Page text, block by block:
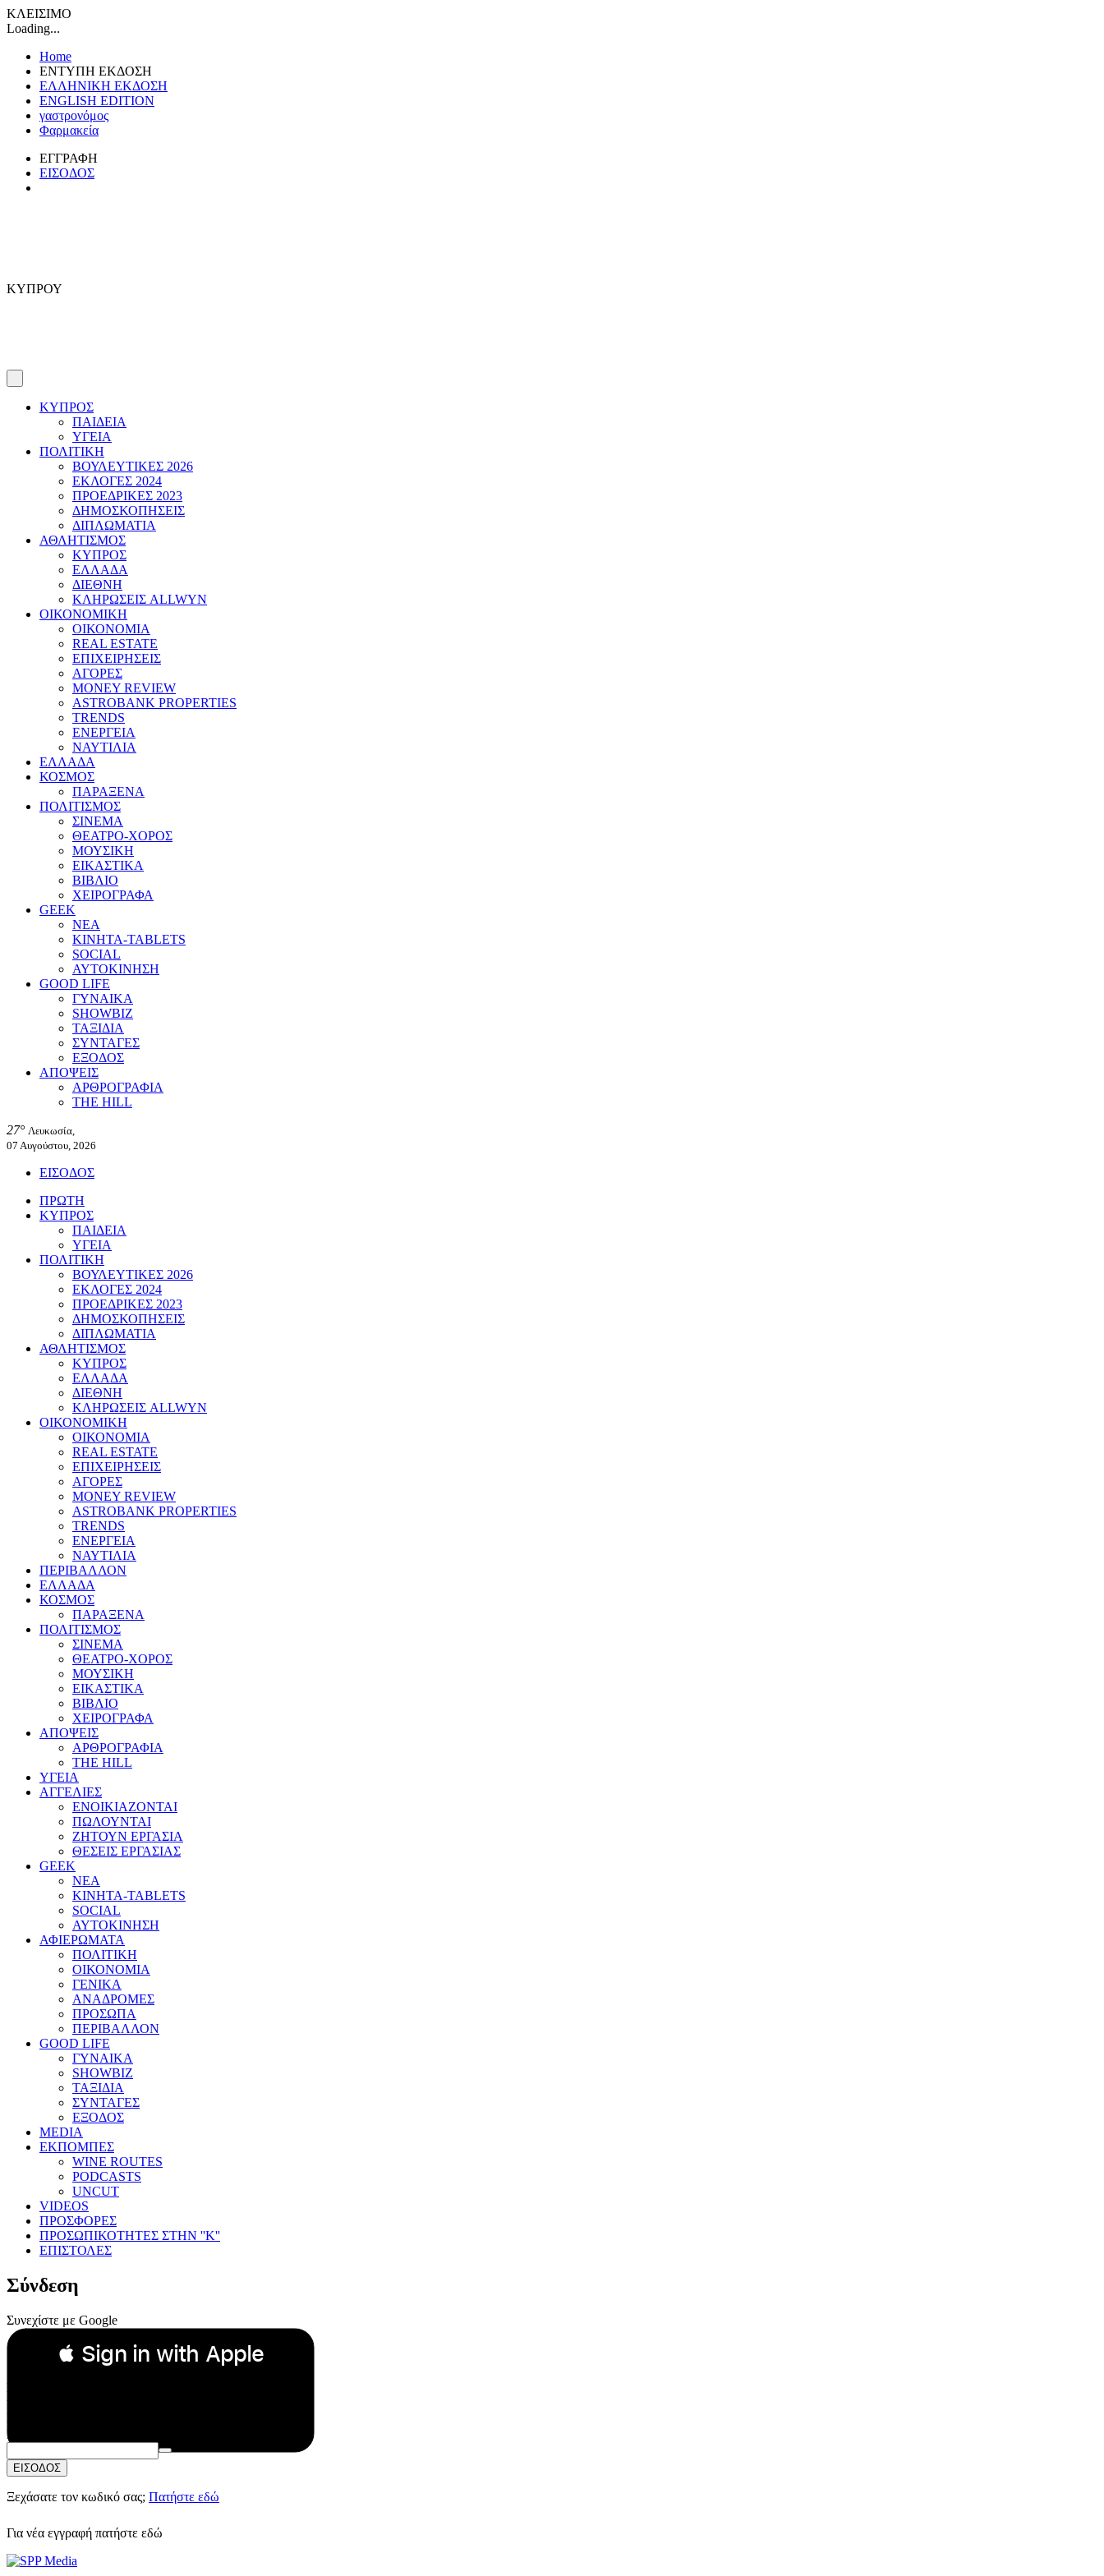
ΚΛΕΙΣΙΜΟ
Loading...
Home
ΕΝΤΥΠΗ ΕΚΔΟΣΗ
ΕΛΛΗΝΙΚΗ ΕΚΔΟΣΗ
ENGLISH EDITION
γαστρονόμος
Φαρμακεία
ΕΓΓΡΑΦΗ
ΕΙΣΟΔΟΣ
ΚΥΠΡΟΥ
ΚΥΠΡΟΣ
ΠΑΙΔΕΙΑ
ΥΓΕΙΑ
ΠΟΛΙΤΙΚΗ
ΒΟΥΛΕΥΤΙΚΕΣ 2026
ΕΚΛΟΓΕΣ 2024
ΠΡΟΕΔΡΙΚΕΣ 2023
ΔΗΜΟΣΚΟΠΗΣΕΙΣ
ΔΙΠΛΩΜΑΤΙΑ
ΑΘΛΗΤΙΣΜΟΣ
ΚΥΠΡΟΣ
ΕΛΛΑΔΑ
ΔΙΕΘΝΗ
ΚΛΗΡΩΣΕΙΣ ALLWYN
ΟΙΚΟΝΟΜΙΚΗ
ΟΙΚΟΝΟΜΙΑ
REAL ESTATE
ΕΠΙΧΕΙΡΗΣΕΙΣ
ΑΓΟΡΕΣ
MONEY REVIEW
ASTROBANK PROPERTIES
TRENDS
ΕΝΕΡΓΕΙΑ
ΝΑΥΤΙΛΙΑ
ΕΛΛΑΔΑ
ΚΟΣΜΟΣ
ΠΑΡΑΞΕΝΑ
ΠΟΛΙΤΙΣΜΟΣ
ΣΙΝΕΜΑ
ΘΕΑΤΡΟ-ΧΟΡΟΣ
ΜΟΥΣΙΚΗ
ΕΙΚΑΣΤΙΚΑ
ΒΙΒΛΙΟ
ΧΕΙΡΟΓΡΑΦΑ
GEEK
ΝΕΑ
ΚΙΝΗΤΑ-TABLETS
SOCIAL
ΑΥΤΟΚΙΝΗΣΗ
GOOD LIFE
ΓΥΝΑΙΚΑ
SHOWBIZ
ΤΑΞΙΔΙΑ
ΣΥΝΤΑΓΕΣ
ΕΞΟΔΟΣ
ΑΠΟΨΕΙΣ
ΑΡΘΡΟΓΡΑΦΙΑ
THE HILL
27° Λευκωσία,
07 Αυγούστου, 2026
ΕΙΣΟΔΟΣ
ΠΡΩΤΗ
ΚΥΠΡΟΣ
ΠΑΙΔΕΙΑ
ΥΓΕΙΑ
ΠΟΛΙΤΙΚΗ
ΒΟΥΛΕΥΤΙΚΕΣ 2026
ΕΚΛΟΓΕΣ 2024
ΠΡΟΕΔΡΙΚΕΣ 2023
ΔΗΜΟΣΚΟΠΗΣΕΙΣ
ΔΙΠΛΩΜΑΤΙΑ
ΑΘΛΗΤΙΣΜΟΣ
ΚΥΠΡΟΣ
ΕΛΛΑΔΑ
ΔΙΕΘΝΗ
ΚΛΗΡΩΣΕΙΣ ALLWYN
ΟΙΚΟΝΟΜΙΚΗ
ΟΙΚΟΝΟΜΙΑ
REAL ESTATE
ΕΠΙΧΕΙΡΗΣΕΙΣ
ΑΓΟΡΕΣ
MONEY REVIEW
ASTROBANK PROPERTIES
TRENDS
ΕΝΕΡΓΕΙΑ
ΝΑΥΤΙΛΙΑ
ΠΕΡΙΒΑΛΛΟΝ
ΕΛΛΑΔΑ
ΚΟΣΜΟΣ
ΠΑΡΑΞΕΝΑ
ΠΟΛΙΤΙΣΜΟΣ
ΣΙΝΕΜΑ
ΘΕΑΤΡΟ-ΧΟΡΟΣ
ΜΟΥΣΙΚΗ
ΕΙΚΑΣΤΙΚΑ
ΒΙΒΛΙΟ
ΧΕΙΡΟΓΡΑΦΑ
ΑΠΟΨΕΙΣ
ΑΡΘΡΟΓΡΑΦΙΑ
THE HILL
ΥΓΕΙΑ
ΑΓΓΕΛΙΕΣ
ΕΝΟΙΚΙΑΖΟΝΤΑΙ
ΠΩΛΟΥΝΤΑΙ
ΖΗΤΟΥΝ ΕΡΓΑΣΙΑ
ΘΕΣΕΙΣ ΕΡΓΑΣΙΑΣ
GEEK
ΝΕΑ
ΚΙΝΗΤΑ-TABLETS
SOCIAL
ΑΥΤΟΚΙΝΗΣΗ
ΑΦΙΕΡΩΜΑΤΑ
ΠΟΛΙΤΙΚΗ
ΟΙΚΟΝΟΜΙΑ
ΓΕΝΙΚΑ
ΑΝΑΔΡΟΜΕΣ
ΠΡΟΣΩΠΑ
ΠΕΡΙΒΑΛΛΟΝ
GOOD LIFE
ΓΥΝΑΙΚΑ
SHOWBIZ
ΤΑΞΙΔΙΑ
ΣΥΝΤΑΓΕΣ
ΕΞΟΔΟΣ
MEDIA
ΕΚΠΟΜΠΕΣ
WINE ROUTES
PODCASTS
UNCUT
VIDEOS
ΠΡΟΣΦΟΡΕΣ
ΠΡΟΣΩΠΙΚΟΤΗΤΕΣ ΣΤΗΝ ''Κ''
ΕΠΙΣΤΟΛΕΣ
Σύνδεση
Συνεχίστε με Google
 Sign in with Apple
Συνεχίστε με Apple
ή
Email:
Κωδικός Πρόσβασης:
ΕΙΣΟΔΟΣ
Ξεχάσατε τον κωδικό σας; Πατήστε εδώ
Για νέα εγγραφή πατήστε εδώ